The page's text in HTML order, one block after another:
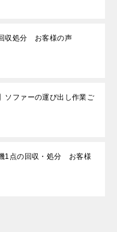
収処分 お客様の声
ソファーの運び出し作業ご
1点の回収・処分 お客様